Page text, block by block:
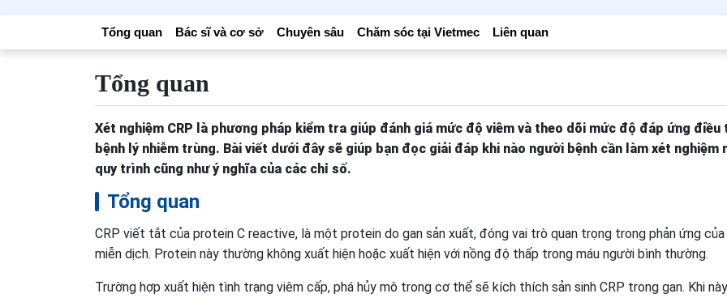
Tổng quan Bác sĩ và cơ sở Chuyên sâu Chăm sóc tại Vietmec Liên quan
Tổng quan
Xét nghiệm CRP là phương pháp kiểm tra giúp đánh giá mức độ viêm và theo dõi mức độ đáp ứng điều
bệnh lý nhiễm trùng. Bài viết dưới đây sẽ giúp bạn đọc giải đáp khi nào người bệnh cần làm xét nghiệm
quy trình cũng như ý nghĩa của các chỉ số.
Tổng quan
CRP viết tắt của protein C reactive, là một protein do gan sản xuất, đóng vai trò quan trọng trong phản ứng của
miễn dịch. Protein này thường không xuất hiện hoặc xuất hiện với nồng độ thấp trong máu người bình thường.
Trường hợp xuất hiện tình trạng viêm cấp, phá hủy mô trong cơ thể sẽ kích thích sản sinh CRP trong gan. Khi